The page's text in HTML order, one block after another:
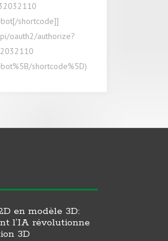
shortcode]]
oauth2/authorize?
shortcode%5D)
en modèle 3D:
l’IA révolutionne
3D